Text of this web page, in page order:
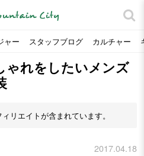
ャー スタッフブログ カルチャー
ゃれをしたいメンズ
リエイトが含まれています。
2017.04.18